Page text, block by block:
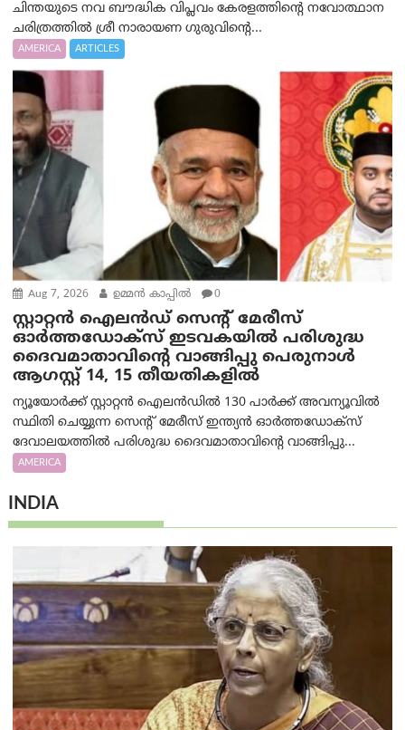
ചിന്തയുടെ നവ ബൗദ്ധിക വിപ്ലവം കേരളത്തിന്റെ നവോത്ഥാന
ചരിത്രത്തിൽ ശ്രീ നാരായണ ഗുരുവിന്റെ...
AMERICA ARTICLES
Aug 7, 2026 ഉമ്മന്‍ കാപ്പില്‍ 0
സ്റ്റാറ്റൻ ഐലൻഡ് സെന്റ് മേരീസ്
ഓർത്തഡോക്സ് ഇടവകയിൽ പരിശുദ്ധ
ദൈവമാതാവിന്റെ വാങ്ങിപ്പു പെരുനാൾ
ആഗസ്റ്റ് 14, 15 തീയതികളിൽ
ന്യൂയോർക്ക് സ്റ്റാറ്റൻ ഐലൻഡിൽ 130 പാർക്ക് അവന്യൂവിൽ
സ്ഥിതി ചെയ്യുന്ന സെന്റ് മേരീസ് ഇന്ത്യൻ ഓർത്തഡോക്സ്
ദേവാലയത്തിൽ പരിശുദ്ധ ദൈവമാതാവിന്റെ വാങ്ങിപ്പു...
AMERICA
INDIA